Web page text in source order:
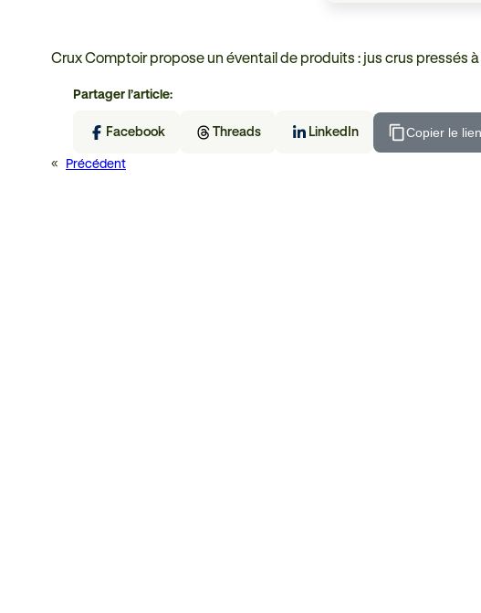
Crux Comptoir propose un éventail de produits : jus crus pressés
Partager l’article:
Facebook Threads LinkedIn Copier le lien
« Précédent